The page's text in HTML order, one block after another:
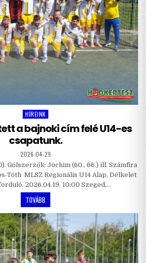
Posted
in
HÍREINK
a bajnoki cím felé U14-es
csapatunk.
2026-04-29
Gólszerzők: Jochim (60., 66.) ill. Számfira
Tóth MLSZ Regionális U14 Alap, Délkelet
2026.04.19. 10:00 Szeged,…
TOVÁBB